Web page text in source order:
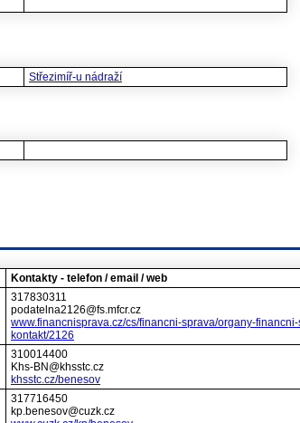
Střezimíř-u nádraží
Kontakty - telefon / email / web
317830311
podatelna2126@fs.mfcr.cz
www.financnisprava.cz/cs/financni-sprava/organy-
kontakt/2126
310014400
Khs-BN@khsstc.cz
khsstc.cz/benesov
317716450
kp.benesov@cuzk.cz